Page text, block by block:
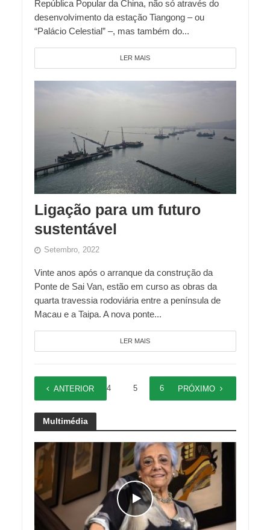
República Popular da China, não só através do
desenvolvimento da estação Tiangong – ou
“Palácio Celestial” –, mas também do...
LER MAIS
Ligação para um futuro
sustentável
Setembro, 2022
Vinte anos após o arranque da construção da
Ponte de Sai Van, estão em curso as obras da
quarta travessia rodoviária entre a península de
Macau e a Taipa. A nova ponte...
LER MAIS
ANTERIOR
1 … 4 5 6 7 8
PRÓXIMO
Multimédia